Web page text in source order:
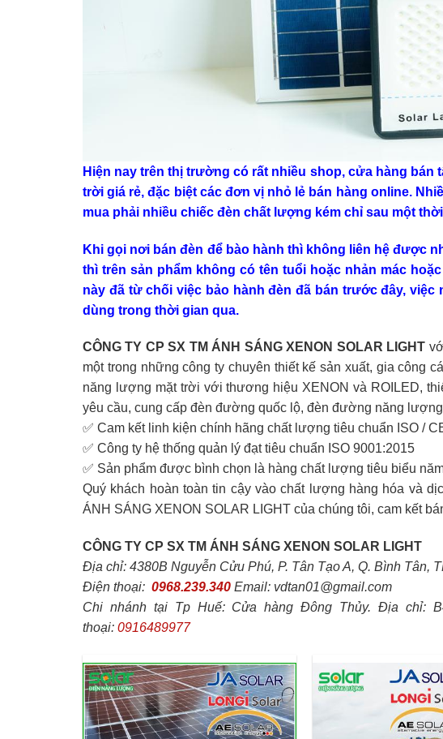
Hiện nay trên thị trường có rất nhiều shop, cửa hàng
trời giá rẻ, đặc biệt các đơn vị nhỏ lẻ bán hàng online.
mua phải nhiều chiếc đèn chất lượng kém chỉ sau một
Khi gọi nơi bán đèn để bào hành thì không liên hệ được
thì trên sản phẩm không có tên tuổi hoặc nhản mác
này đã từ chối việc bảo hành đèn đã bán trước đây,
dùng trong thời gian qua.
CÔNG TY CP SX TM ÁNH SÁNG XENON SOLAR LIGHT
một trong những công ty chuyên thiết kế sản xuất, gia công
năng lượng mặt trời với thương hiệu XENON và ROILED,
yêu cầu, cung cấp đèn đường quốc lộ, đèn đường năng
✅ Cam kết linh kiện chính hãng chất lượng tiêu chuẩn ISO /
✅ Công ty hệ thống quản lý đạt tiêu chuẩn ISO 9001:2015
✅ Sản phẩm được bình chọn là hàng chất lượng tiêu biểu
Quý khách hoàn toàn tin cậy vào chất lượng hàng hóa và
ÁNH SÁNG XENON SOLAR LIGHT của chúng tôi, cam kết
CÔNG TY CP SX TM ÁNH SÁNG XENON SOLAR LIGHT
Địa chỉ: 4380B Nguyễn Cửu Phú, P. Tân Tạo A, Q. Bình Tân,
Điện thoại: 0968.239.340 Email: vdtan01@gmail.com
Chi nhánh tại Tp Huế: Cửa hàng Đông Thủy. Địa chỉ:
thoại: 0916489977